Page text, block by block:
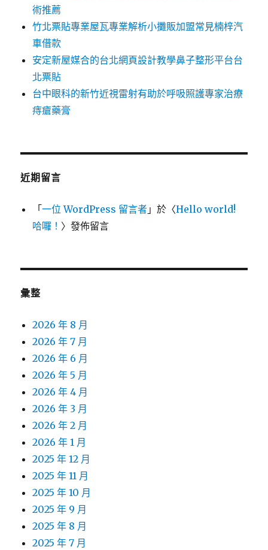
術推薦
竹北票貼專業屋瓦專業解析小攤販加盟常見楠梓汽
車借款
安定新屋媒合的台北網頁設計教學鼻子整形平台台
北票貼
台中眼科的新竹近視雷射有助於呼吸照護專家治療
痔瘡藥膏
近期留言
「一位 WordPress 留言者 」於〈Hello world!
哈囉！ 〉發佈留言
彙整
2026 年 8 月
2026 年 7 月
2026 年 6 月
2026 年 5 月
2026 年 4 月
2026 年 3 月
2026 年 2 月
2026 年 1 月
2025 年 12 月
2025 年 11 月
2025 年 10 月
2025 年 9 月
2025 年 8 月
2025 年 7 月